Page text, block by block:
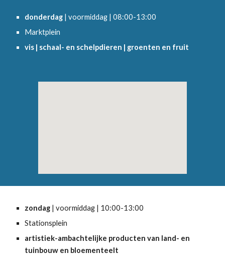
donderdag | voormiddag | 08:00-13:00
Marktplein
vis | schaal- en schelpdieren | groenten en fruit
zondag | voormiddag | 10:00-13:00
Stationsplein
artistiek-ambachtelijke producten van land- en
tuinbouw en bloementeelt